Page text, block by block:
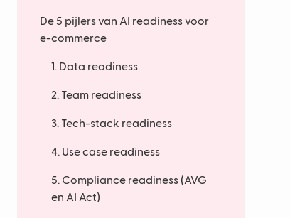
De 5 pijlers van AI readiness voor
e-commerce
1. Data readiness
2. Team readiness
3. Tech-stack readiness
4. Use case readiness
5. Compliance readiness (AVG
en AI Act)